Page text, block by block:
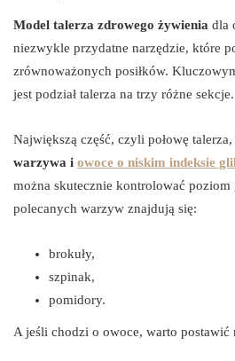
Model talerza zdrowego żywienia dla
niezwykle przydatne narzędzie, które
zrównoważonych posiłków.
jest podział talerza na trzy różne sekcje.
Największą część, czyli połowę
warzywa i owoce o niskim indeksie
można skutecznie kontrolować
polecanych warzyw znajdują się:
brokuły,
szpinak,
pomidory.
A jeśli chodzi o owoce, warto postawić